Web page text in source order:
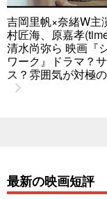
吉岡里帆×奈緒W主
村匠海、原嘉孝
清水尚弥ら 映画『
ワーク』ドラマ？
ス？雰囲気が対極
最新の映画短評